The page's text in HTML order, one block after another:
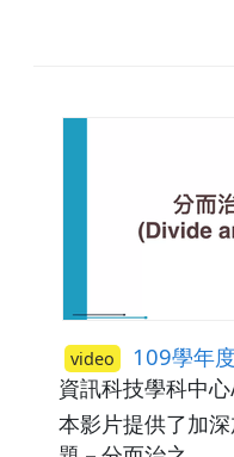
video 109學年度資訊科技
資訊科技學科中
本影片提供了加